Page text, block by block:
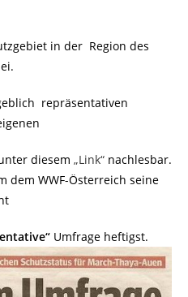
in der Region des
repräsentativen
diesem „Link“ nachlesbar.
dem WWF-Österreich seine
Umfrage heftigst.